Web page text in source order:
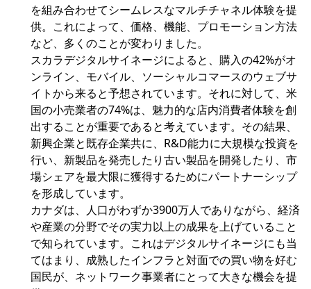
を組み合わせてシームレスなマルチチャネル体験を提
供。これによって、価格、機能、プロモーション方法
など、多くのことが変わりました。
スカラデジタルサイネージによると、購入の42%がオ
ンライン、モバイル、ソーシャルコマースのウェブサ
イトから来ると予想されています。それに対して、米
国の小売業者の74%は、魅力的な店内消費者体験を創
出することが重要であると考えています。その結果、
新興企業と既存企業共に、R&D能力に大規模な投資を
行い、新製品を発売したり古い製品を開発したり、市
場シェアを最大限に獲得するためにパートナーシップ
を形成しています。
カナダは、人口がわずか3900万人でありながら、経済
や産業の分野でその実力以上の成果を上げていること
で知られています。これはデジタルサイネージにも当
てはまり、成熟したインフラと対面での買い物を好む
国民が、ネットワーク事業者にとって大きな機会を提